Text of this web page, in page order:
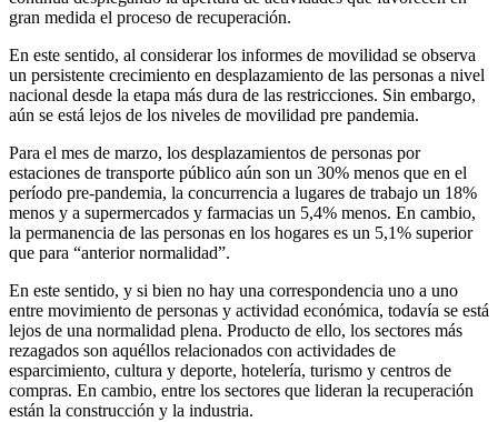
gran medida el proceso de recuperación.
En este sentido, al considerar los informes de movilidad se observa
un persistente crecimiento en desplazamiento de las personas a nivel
nacional desde la etapa más dura de las restricciones. Sin embargo,
aún se está lejos de los niveles de movilidad pre pandemia.
Para el mes de marzo, los desplazamientos de personas por
estaciones de transporte público aún son un 30% menos que en el
período pre-pandemia, la concurrencia a lugares de trabajo un 18%
menos y a supermercados y farmacias un 5,4% menos. En cambio,
la permanencia de las personas en los hogares es un 5,1% superior
que para “anterior normalidad”.
En este sentido, y si bien no hay una correspondencia uno a uno
entre movimiento de personas y actividad económica, todavía se está
lejos de una normalidad plena. Producto de ello, los sectores más
rezagados son aquéllos relacionados con actividades de
esparcimiento, cultura y deporte, hotelería, turismo y centros de
compras. En cambio, entre los sectores que lideran la recuperación
están la construcción y la industria.